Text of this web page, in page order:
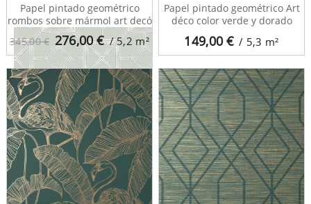
Evan House 682294
345,00 € 276,00€ / 5,2 m²
Papel pintado geométrico
rombos sobre mármol art decó
149,00€ / 5,3 m²
Papel pintado geométrico Art
déco color verde y dorado